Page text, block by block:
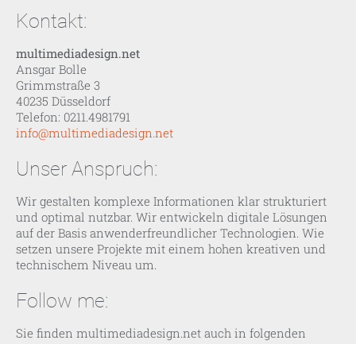
Kontakt:
multimediadesign.net
Ansgar Bolle
Grimmstraße 3
40235 Düsseldorf
Telefon: 0211.4981791
info@multimediadesign.net
Unser Anspruch:
Wir gestalten komplexe Informationen klar strukturiert
und optimal nutzbar. Wir entwickeln digitale Lösungen
auf der Basis anwenderfreundlicher Technologien. Wie
setzen unsere Projekte mit einem hohen kreativen und
technischem Niveau um.
Follow me:
Sie finden multimediadesign.net auch in folgenden